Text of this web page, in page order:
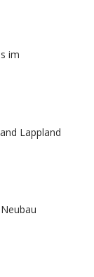
im
Lappland